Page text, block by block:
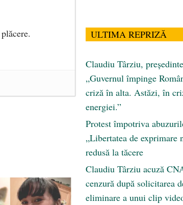
- 14 martie
ULTIMA REPRIZĂ
Claudiu Târziu,
„Guvernul împinge
criză în alta. Astăzi, în
energiei.”
Protest împotriva
„Libertatea de exprimare
redusă la tăcere
Claudiu Târziu acuză
cenzură după solicitarea
eliminare a unui clip